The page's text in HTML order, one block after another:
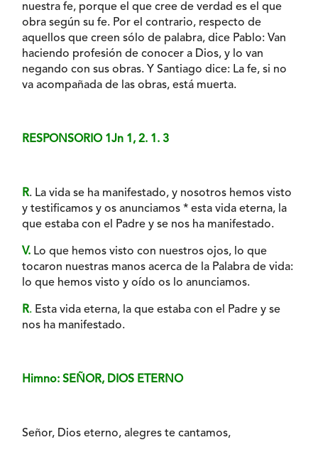
nuestra fe, porque el que cree de verdad es el que
obra según su fe. Por el contrario, respecto de
aquellos que creen sólo de palabra, dice Pablo: Van
haciendo profesión de conocer a Dios, y lo van
negando con sus obras. Y Santiago dice: La fe, si no
va acompañada de las obras, está muerta.
RESPONSORIO 1Jn 1, 2. 1. 3
R. La vida se ha manifestado, y nosotros hemos visto
y testificamos y os anunciamos * esta vida eterna, la
que estaba con el Padre y se nos ha manifestado.
V. Lo que hemos visto con nuestros ojos, lo que
tocaron nuestras manos acerca de la Palabra de vida:
lo que hemos visto y oído os lo anunciamos.
R. Esta vida eterna, la que estaba con el Padre y se
nos ha manifestado.
Himno: SEÑOR, DIOS ETERNO
Señor, Dios eterno, alegres te cantamos,